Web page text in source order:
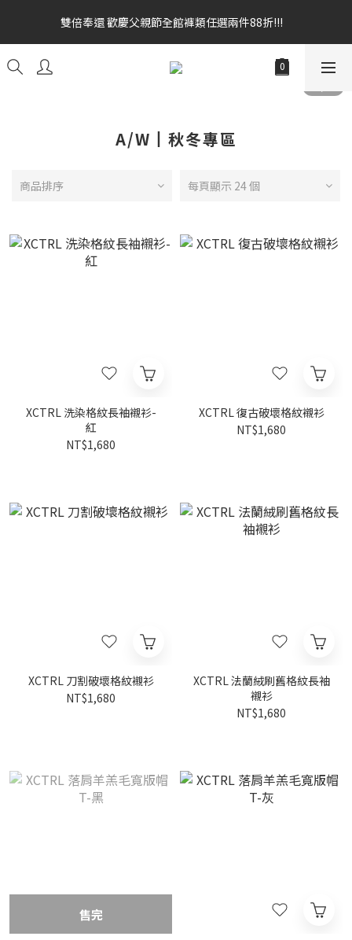
雙倍奉還 歡慶父親節全館褲類任選兩件88折!!!
雙倍奉還 歡慶父親節全館褲類任選兩件88折!!!
全館消費滿額$1680贈3D好野貓公仔(絲綢鐵黑) 滿額$2499贈達摩
金幣 送完為止!  滿$3000再贈現金卷$300元
A/W┃秋冬專區
商品排序 每頁顯示 24 個
XCTRL 洗染格紋長袖襯衫-
紅
NT$1,680
XCTRL 復古破壞格紋襯衫
NT$1,680
XCTRL 刀割破壞格紋襯衫
NT$1,680
XCTRL 法蘭絨刷舊格紋長袖
襯衫
NT$1,680
售完